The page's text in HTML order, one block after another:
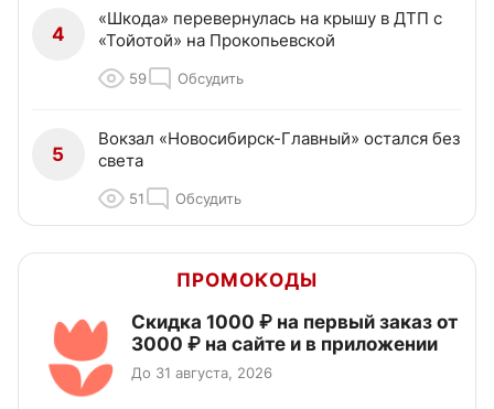
4
«Шкода» перевернулась на крышу в ДТП с
«Тойотой» на Прокопьевской
59 Обсудить
5
Вокзал «Новосибирск-Главный» остался без
света
51 Обсудить
ПРОМОКОДЫ
Скидка 1000 ₽ на первый заказ от
3000 ₽ на сайте и в приложении
До 31 августа, 2026